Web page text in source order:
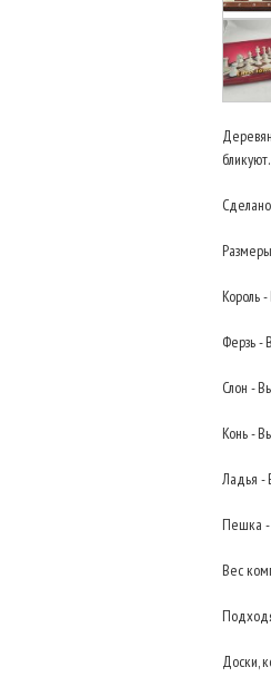
Размеры
Король
Ферзь -
Слон -
Конь -
Ладья -
Пешка -
Вес
Доски,